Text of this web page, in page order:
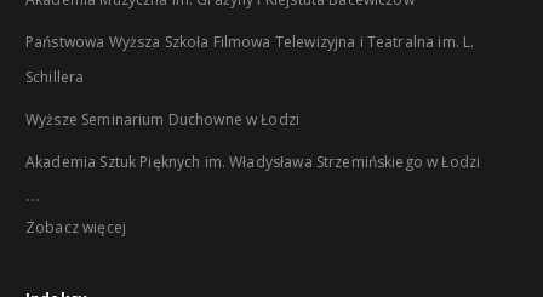
Państwowa Wyższa Szkoła Filmowa Telewizyjna i Teatralna im. L.
Schillera
Wyższe Seminarium Duchowne w Łodzi
Akademia Sztuk Pięknych im. Władysława Strzemińskiego w Łodzi
...
Zobacz więcej